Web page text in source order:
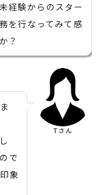
経験からのスター
を行なってみて感
？
で
象
Tさん